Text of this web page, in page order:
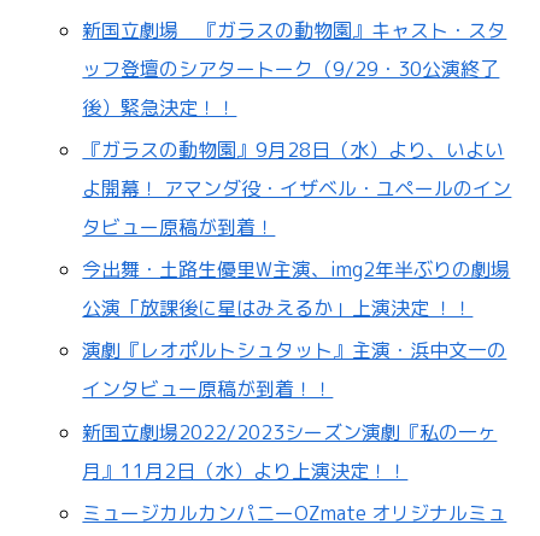
新国立劇場 『ガラスの動物園』キャスト・スタ
ッフ登壇のシアタートーク（9/29・30公演終了
後）緊急決定！！
『ガラスの動物園』9月28日（水）より、いよい
よ開幕！ アマンダ役・イザベル・ユペールのイン
タビュー原稿が到着！
今出舞・土路生優里W主演、img2年半ぶりの劇場
公演「放課後に星はみえるか」上演決定 ！！
演劇『レオポルトシュタット』主演・浜中文一の
インタビュー原稿が到着！！
新国立劇場2022/2023シーズン演劇『私の一ヶ
月』11月2日（水）より上演決定！！
ミュージカルカンパニーOZmate オリジナルミュ